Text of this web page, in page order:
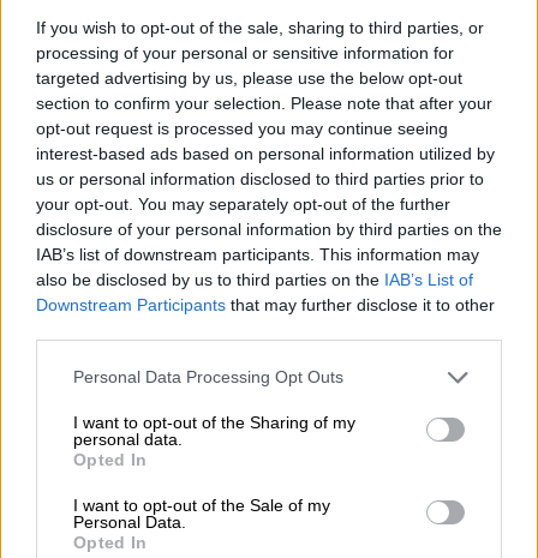
If you wish to opt-out of the sale, sharing to third parties, or
processing of your personal or sensitive information for
targeted advertising by us, please use the below opt-out
section to confirm your selection. Please note that after your
opt-out request is processed you may continue seeing
interest-based ads based on personal information utilized by
us or personal information disclosed to third parties prior to
your opt-out. You may separately opt-out of the further
disclosure of your personal information by third parties on the
IAB’s list of downstream participants. This information may
also be disclosed by us to third parties on the IAB’s List of
Downstream Participants that may further disclose it to other
Please note that this website/app uses one or more Google
not limited to your visit or usage behaviour. You may click to
grant or deny consent to Google and its third-party tags to
use your data for below specified purposes in below Google
consent section.
Personal Data Processing Opt Outs
I want to opt-out of the Sharing of my
personal data.
Opted In
I want to opt-out of the Sale of my
Personal Data.
Opted In
Lifestyle|15.07.2024 15:19
Καθήλωσε η Σακίρα: Το εντυπωσιακό
σόου στο ημίχρονο του Copa America
Αφησε άναυδους όλους τους θεατές